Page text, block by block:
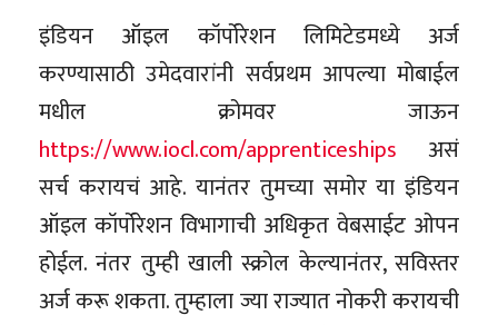
इंडियन ऑइल कॉर्पोरेशन लिमिटेडमध्ये अर्ज
करण्यासाठी उमेदवारांनी सर्वप्रथम आपल्या मोबाईल
मधील क्रोमवर जाऊन
https://www.iocl.com/apprenticeships असं
सर्च करायचं आहे. यानंतर तुमच्या समोर या इंडियन
ऑइल कॉर्पोरेशन विभागाची अधिकृत वेबसाईट ओपन
होईल. नंतर तुम्ही खाली स्क्रोल केल्यानंतर, सविस्तर
अर्ज करू शकता. तुम्हाला ज्या राज्यात नोकरी करायची